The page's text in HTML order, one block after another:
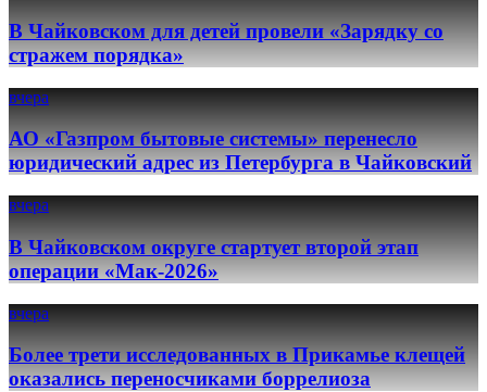
В Чайковском для детей провели «Зарядку со
стражем порядка»
вчера
АО «Газпром бытовые системы» перенесло
юридический адрес из Петербурга в Чайковский
вчера
В Чайковском округе стартует второй этап
операции «Мак-2026»
вчера
Более трети исследованных в Прикамье клещей
оказались переносчиками боррелиоза